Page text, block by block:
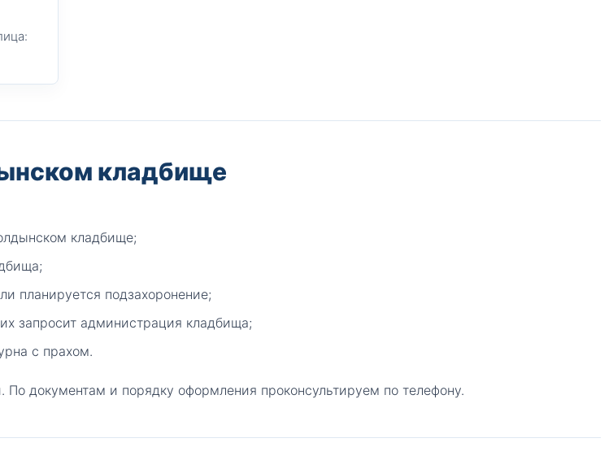
кладбище
кладбище;
планируется подзахоронение;
запросит администрация кладбища;
с прахом.
документам и порядку оформления проконсультируем по телефону.